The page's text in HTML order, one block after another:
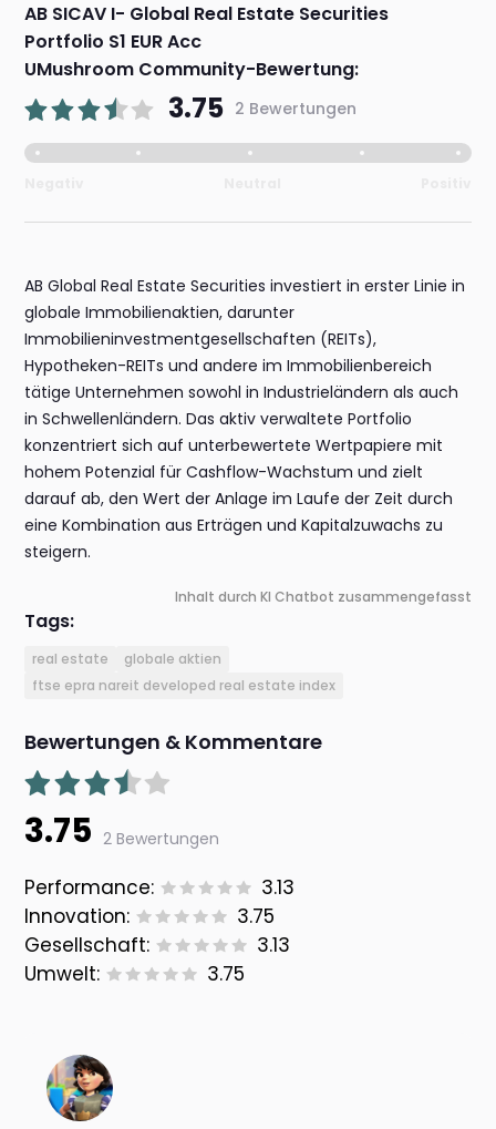
AB SICAV I- Global Real Estate Securities
Portfolio S1 EUR Acc
UMushroom Community-Bewertung:
3.75 2 Bewertungen
AB Global Real Estate Securities investiert in erster Linie in
globale Immobilienaktien, darunter
Immobilieninvestmentgesellschaften (REITs),
Hypotheken-REITs und andere im Immobilienbereich
tätige Unternehmen sowohl in Industrieländern als auch
in Schwellenländern. Das aktiv verwaltete Portfolio
konzentriert sich auf unterbewertete Wertpapiere mit
hohem Potenzial für Cashflow-Wachstum und zielt
darauf ab, den Wert der Anlage im Laufe der Zeit durch
eine Kombination aus Erträgen und Kapitalzuwachs zu
steigern.
Inhalt durch KI Chatbot zusammengefasst
Tags:
real estate
globale aktien
ftse epra nareit developed real estate index
Bewertungen & Kommentare
3.75 2 Bewertungen
Performance:
3.13
Innovation:
3.75
Gesellschaft:
3.13
Umwelt:
3.75